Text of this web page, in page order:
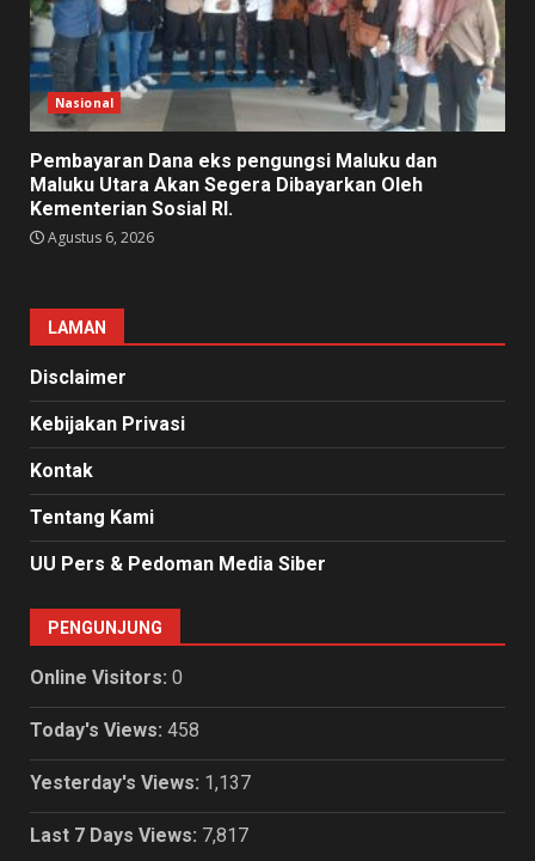
Nasional
Pembayaran Dana eks pengungsi Maluku dan
Maluku Utara Akan Segera Dibayarkan Oleh
Kementerian Sosial RI.
Agustus 6, 2026
LAMAN
Disclaimer
Kebijakan Privasi
Kontak
Tentang Kami
UU Pers & Pedoman Media Siber
PENGUNJUNG
Online Visitors: 0
Today's Views: 458
Yesterday's Views: 1,137
Last 7 Days Views: 7,817